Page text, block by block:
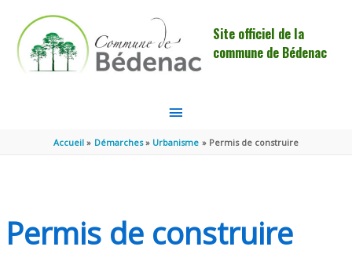
Site officiel de la
commune de Bédenac
MENU
PRINCIPAL
Accueil Démarches Urbanisme Permis de construire
Permis de construire